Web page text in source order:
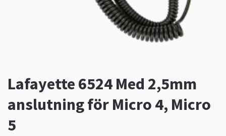
Lafayette 6524 Med 2,5mm
anslutning för Micro 4, Micro
5